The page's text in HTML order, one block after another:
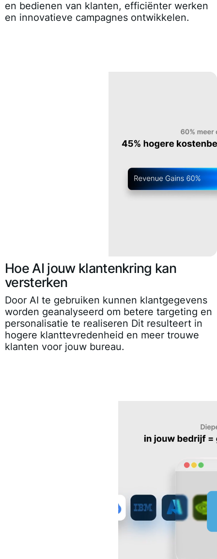
en bedienen van klanten, efficiënter werken
en innovatieve campagnes ontwikkelen.
Hoe AI jouw klantenkring kan
versterken
Door AI te gebruiken kunnen klantgegevens
worden geanalyseerd om betere targeting en
personalisatie te realiseren Dit resulteert in
hogere klanttevredenheid en meer trouwe
klanten voor jouw bureau.